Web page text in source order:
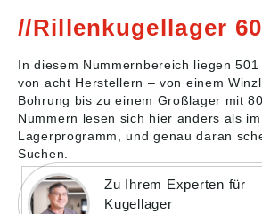
Rillenkugellager
In diesem Nummernbereich liegen
von acht Herstellern – von einem
Bohrung bis zu einem Großlager mit
Nummern lesen sich hier anders als
Lagerprogramm, und genau daran
Suchen.
Zu Ihrem Experten für
Kugellager